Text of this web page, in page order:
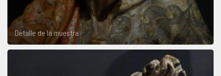
Detalle de la muestra